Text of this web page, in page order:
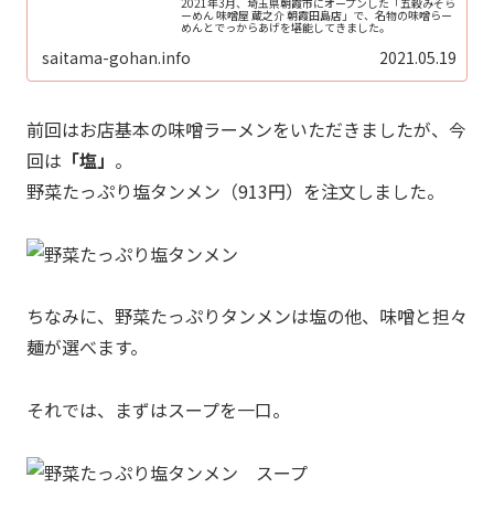
ーめん 味噌屋 蔵之介 朝霞田島店」で、名物の味噌らー
めんとでっからあげを堪能してきました。
saitama-gohan.info 2021.05.19
前回はお店基本の味噌ラーメンをいただきましたが、今
回は 「塩」 。
野菜たっぷり塩タンメン（913円）を注文しました。
ちなみに、野菜たっぷりタンメンは塩の他、味噌と担々
麺が選べます。
それでは、まずはスープを一口。